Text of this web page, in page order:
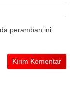
peramban ini